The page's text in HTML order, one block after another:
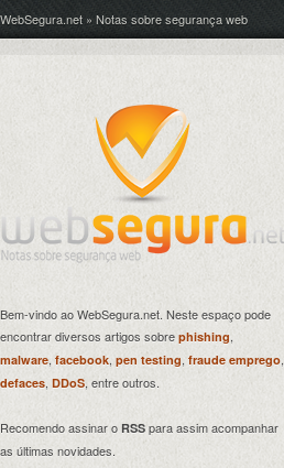
WebSegura.net » Notas sobre segurança web
Bem-vindo ao WebSegura.net. Neste espaço pode
encontrar diversos artigos sobre phishing,
malware, facebook, pen testing fraude emprego,
defaces, DDoS, entre outros.
Recomendo assinar o RSS para assim acompanhar
as últimas novidades.